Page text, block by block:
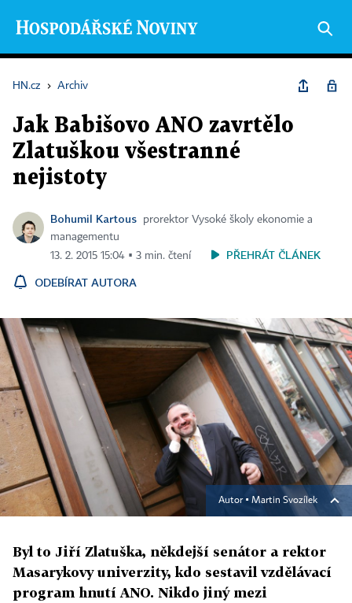
HN.cz › Archiv
Jak Babišovo ANO zavrtělo
Zlatuškou všestranné
nejistoty
Bohumil Kartous
prorektor Vysoké školy ekonomie a
managementu
13. 2. 2015 15:04 ▪ 3 min. čtení
PŘEHRÁT ČLÁNEK
ODEBÍRAT AUTORA
Autor ▪ Martin Svozílek
Byl to Jiří Zlatuška, někdejší senátor a rektor
Masarykovy univerzity, kdo sestavil vzdělávací
program hnutí ANO. Nikdo jiný mezi